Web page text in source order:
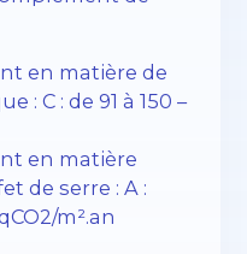
en matière de
: C : de 91 à 150 –
en matière
de serre : A :
m².an